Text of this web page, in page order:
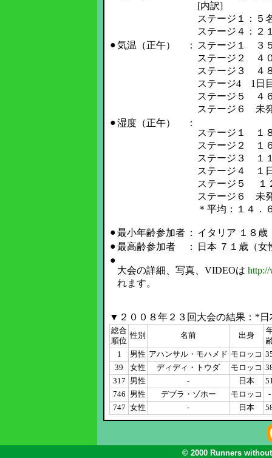
[内訳]
ステージ１：５
ステージ４：２
●気温（正午） ：
ステージ１ ３
ステージ２ ４
ステージ３ ４
ステージ4 1日
ステージ５ ４
ステージ６ 未
●湿度（正午）
：
ステージ１ １
ステージ２ １
ステージ３ １
ステージ４ １
ステージ５ １
ステージ６ 未
＊平均：１４．
●最小年齢参加者 ： イタリア １８歳
●最高齢参加者 ：
日本 ７１歳（
●
大会の詳細、写真、VIDEOは http://
れます。
▼２００８年２３回大会の結果：*
総合
順位
性別 名前 出身
1
男性 アハンサル・モハメド モロッコ
39
女性 ディディ・トウダ モロッコ
317
男性 - 日本
746
男性 デブラ・ゾホー モロッコ
-
747 女性 - 日本
© 2000 Runners